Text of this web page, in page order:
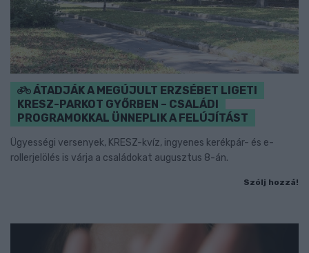
ÁTADJÁK A MEGÚJULT ERZSÉBET LIGETI
KRESZ-PARKOT GYŐRBEN – CSALÁDI
PROGRAMOKKAL ÜNNEPLIK A FELÚJÍTÁST
Ügyességi versenyek, KRESZ-kvíz, ingyenes kerékpár- és e-
rollerjelölés is várja a családokat augusztus 8-án.
Szólj hozzá!